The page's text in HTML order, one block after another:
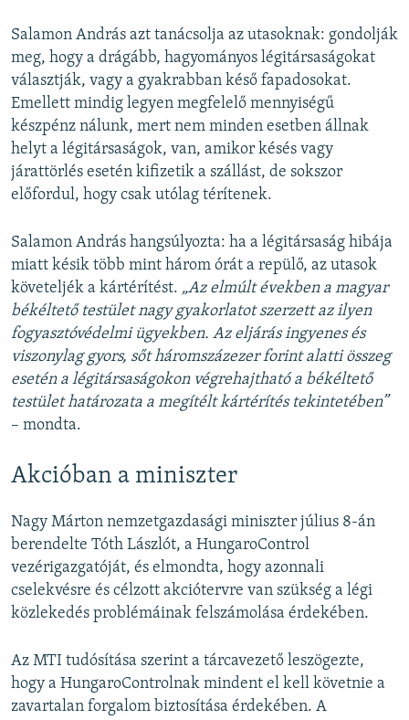
Salamon András azt tanácsolja az utasoknak: gondolják
meg, hogy a drágább, hagyományos légitársaságokat
választják, vagy a gyakrabban késő fapadosokat.
Emellett mindig legyen megfelelő mennyiségű
készpénz nálunk, mert nem minden esetben állnak
helyt a légitársaságok, van, amikor késés vagy
járattörlés esetén kifizetik a szállást, de sokszor
előfordul, hogy csak utólag térítenek.
Salamon András hangsúlyozta: ha a légitársaság hibája
miatt késik több mint három órát a repülő, az utasok
követeljék a kártérítést. „Az elmúlt években a magyar
békéltető testület nagy gyakorlatot szerzett az ilyen
fogyasztóvédelmi ügyekben. Az eljárás ingyenes és
viszonylag gyors, sőt háromszázezer forint alatti összeg
esetén a légitársaságokon végrehajtható a békéltető
testület határozata a megítélt kártérítés tekintetében”
– mondta.
Akcióban a miniszter
Nagy Márton nemzetgazdasági miniszter július 8-án
berendelte Tóth Lászlót, a HungaroControl
vezérigazgatóját, és elmondta, hogy azonnali
cselekvésre és célzott akciótervre van szükség a légi
közlekedés problémáinak felszámolása érdekében.
Az MTI tudósítása szerint a tárcavezető leszögezte,
hogy a HungaroControlnak mindent el kell követnie a
zavartalan forgalom biztosítása érdekében. A